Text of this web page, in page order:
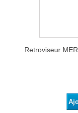
Retroviseur